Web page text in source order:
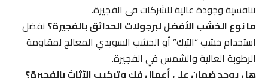
تنافسية وجودة عالية للشركات في الفجيرة.
ما نوع الخشب الأفضل لبرجولات الحدائق بالفجيرة؟نفضل
استخدام خشب “التيك” أو الخشب السويدي المعالج لمقاومة
الرطوبة العالية والشمس في الفجيرة.
هل يوجد ضمان على أعمال فك وتركيب الأثاث بالفجيرة؟